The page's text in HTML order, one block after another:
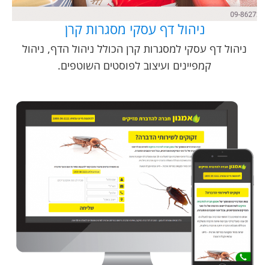
ניהול דף עסקי מסגרות קרן
ניהול דף עסקי למסגרות קרן הכולל ניהול הדף, ניהול
קמפיינים ועיצוב לפוסטים השוטפים.